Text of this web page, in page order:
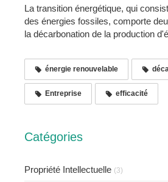
La transition énergétique, qui
des énergies fossiles, comporte
la décarbonation de la production
énergie renouvelable
Entreprise efficacité
Catégories
Propriété Intellectuelle (3)